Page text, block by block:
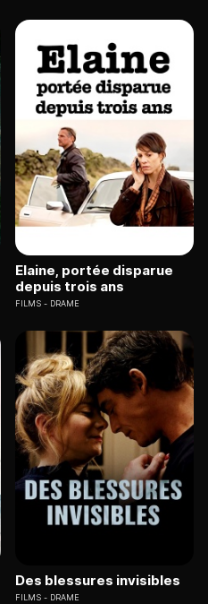
Elaine, portée disparue
depuis trois ans
FILMS DRAME
Des blessures invisibles
FILMS DRAME